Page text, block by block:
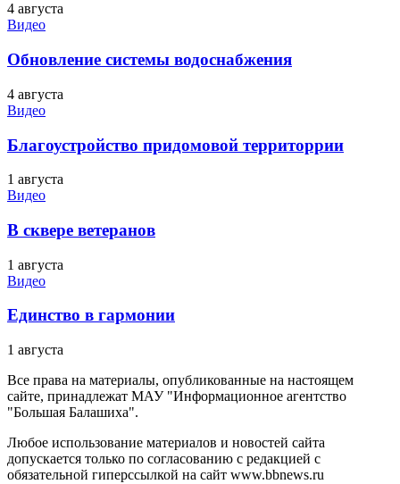
4 августа
Видео
Обновление системы водоснабжения
4 августа
Видео
Благоустройство придомовой территоррии
1 августа
Видео
В сквере ветеранов
1 августа
Видео
Единство в гармонии
1 августа
Все права на материалы, опубликованные на настоящем
сайте, принадлежат МАУ "Информационное агентство
"Большая Балашиха".
Любое использование материалов и новостей сайта
допускается только по согласованию с редакцией с
обязательной гиперссылкой на сайт www.bbnews.ru